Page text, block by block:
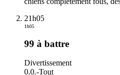
21h05
1h05
99 à battre
Divertissement
0.0.-Tout